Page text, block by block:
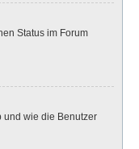
Status im Forum
und wie die Benutzer